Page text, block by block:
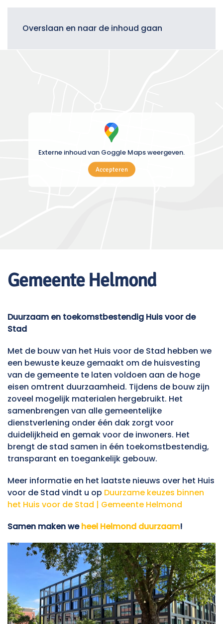
Overslaan en naar de inhoud gaan
Externe inhoud van Goggle Maps weergeven.
Accepteren
Gemeente Helmond
Duurzaam en toekomstbestendig Huis voor de
Stad
Met de bouw van het Huis voor de Stad hebben we
een bewuste keuze gemaakt om de huisvesting
van de gemeente te laten voldoen aan de hoge
eisen omtrent duurzaamheid. Tijdens de bouw zijn
zoveel mogelijk materialen hergebruikt. Het
samenbrengen van alle gemeentelijke
dienstverlening onder één dak zorgt voor
duidelijkheid en gemak voor de inwoners. Het
brengt de stad samen in één toekomstbestendig,
transparant en toegankelijk gebouw.
Meer informatie en het laatste nieuws over het Huis
voor de Stad vindt u op Duurzame keuzes binnen
het Huis voor de Stad | Gemeente Helmond
Samen maken weheel Helmond duurzaam!